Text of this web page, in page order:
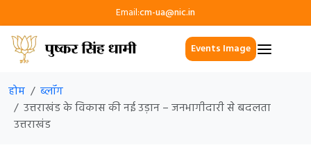
Email:cm-ua@nic.in
Events Image
होम
ब्लॉग
उत्तराखंड के विकास की नई उड़ान – जनभागीदारी से बदलता
उत्तराखंड